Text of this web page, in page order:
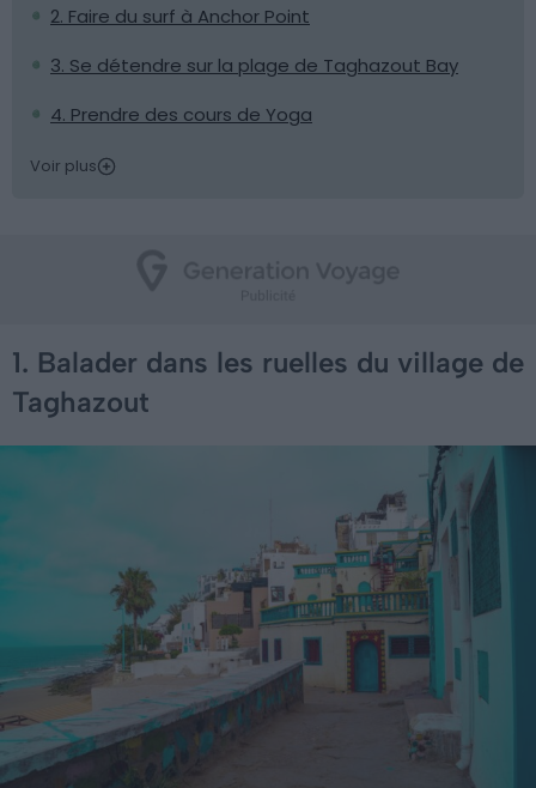
2. Faire du surf à Anchor Point
3. Se détendre sur la plage de Taghazout Bay
4. Prendre des cours de Yoga
Voir plus
1. Balader dans les ruelles du village de
Taghazout